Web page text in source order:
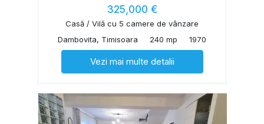
325,000 €
Casă / Vilă cu 5 camere de vânzare
Dambovita, Timisoara
240 mp 1970
Vezi mai multe detalii